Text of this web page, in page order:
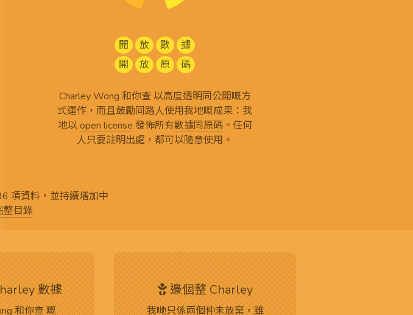
開 放 數
據
開
放 原 碼
Charley Wong 和你查 以高度透明同公開嘅方
式運作，而且鼓勵同路人使用我地嘅成果：我
地以open license 發佈所有數據同原碼。任何
人只要註明出處，都可以隨意使用。
項資料，並持續增加中
整目錄
數據
和你查 嘅
邊個整 Charley
我哋只係兩個仲未放棄，雖